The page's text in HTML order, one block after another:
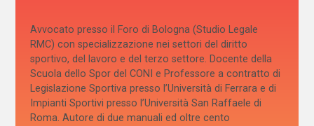
Avvocato presso il Foro di Bologna (Studio Legale
RMC) con specializzazione nei settori del diritto
sportivo, del lavoro e del terzo settore. Docente della
Scuola dello Spor del CONI e Professore a contratto di
Legislazione Sportiva presso l’Università di Ferrara e di
Impianti Sportivi presso l’Università San Raffaele di
Roma. Autore di due manuali ed oltre cento